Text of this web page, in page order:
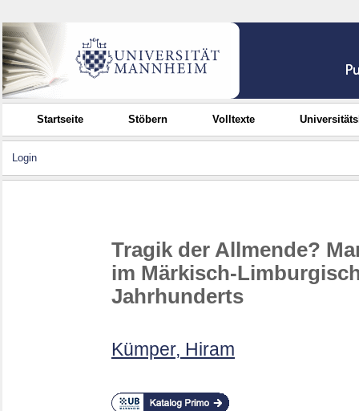
Startseite Stöbern Volltexte
Login
Tragik der Allmende?
im Märkisch-
Jahrhunderts
Kümper, Hiram